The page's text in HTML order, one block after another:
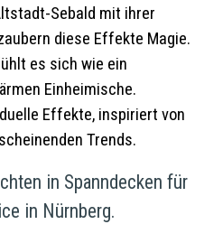
Sebald mit ihrer
diese Effekte Magie.
es sich wie ein
Einheimische.
Effekte, inspiriert von
Trends.
in Spanndecken für
in Nürnberg.